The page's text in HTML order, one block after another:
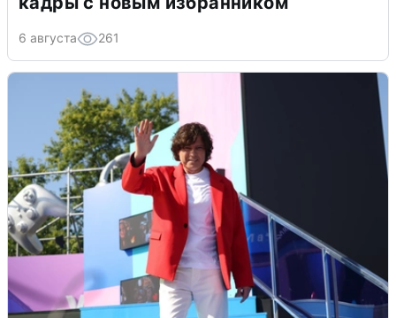
6 августа 261